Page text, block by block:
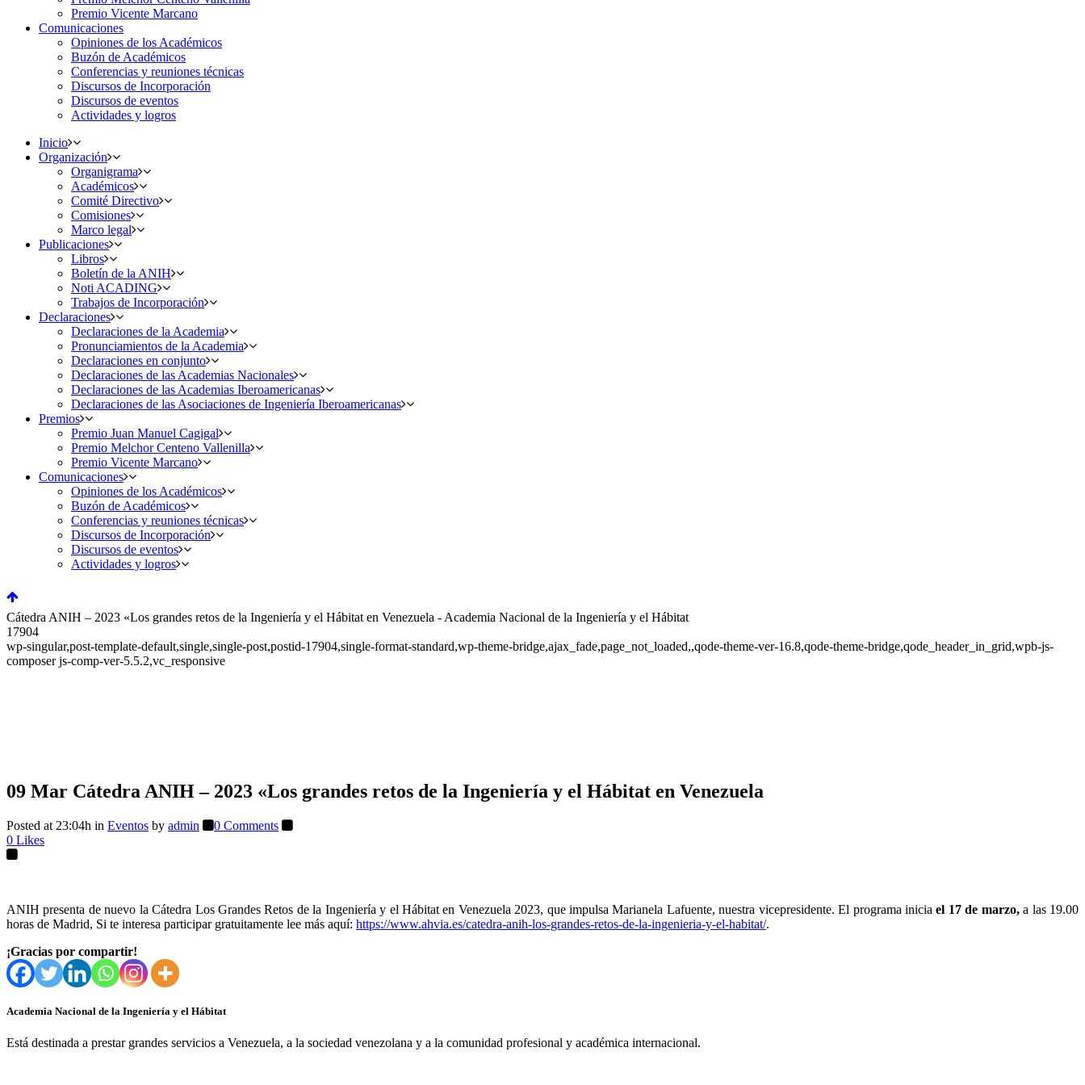
Premio Vicente Marcano
Comunicaciones
Opiniones de los Académicos
Buzón de Académicos
Conferencias y reuniones técnicas
Discursos de Incorporación
Discursos de eventos
Actividades y logros
Inicio
Organización
Organigrama
Académicos
Comité Directivo
Comisiones
Marco legal
Publicaciones
Libros
Boletín de la ANIH
Noti ACADING
Trabajos de Incorporación
Declaraciones
Declaraciones de la Academia
Pronunciamientos de la Academia
Declaraciones en conjunto
Declaraciones de las Academias Nacionales
Declaraciones de las Academias Iberoamericanas
Declaraciones de las Asociaciones de Ingeniería Iberoamericanas
Premios
Premio Juan Manuel Cagigal
Premio Melchor Centeno Vallenilla
Premio Vicente Marcano
Comunicaciones
Opiniones de los Académicos
Buzón de Académicos
Conferencias y reuniones técnicas
Discursos de Incorporación
Discursos de eventos
Actividades y logros
Cátedra ANIH – 2023 «Los grandes retos de la Ingeniería y el Hábitat en Venezuela - Academia Nacional de la Ingeniería y el Hábitat
17904
wp-singular,post-template-default,single,single-post,postid-17904,single-format-standard,wp-theme-bridge,ajax_fade,page_not_loaded,,qode-theme-ver-16.8,qode-theme-bridge,qode_header_in_grid,wpb-js-
composer js-comp-ver-5.5.2,vc_responsive
09 Mar Cátedra ANIH – 2023 «Los grandes retos de la Ingeniería y el Hábitat en Venezuela
Posted at 23:04h in Eventos by admin
0 Comments
0 Likes
ANIH presenta de nuevo la Cátedra Los Grandes Retos de la Ingeniería y el Hábitat en Venezuela 2023, que impulsa Marianela Lafuente, nuestra vicepresidente. El programa iniciael 17 de marzo,a las 19.00
horas de Madrid, Si te interesa participar gratuitamente lee más aquí: https://www.ahvia.es/catedra-anih-los-grandes-retos-de-la-ingenieria-y-el-habitat/.
¡Gracias por compartir!
Academia Nacional de la Ingeniería y el Hábitat
Está destinada a prestar grandes servicios a Venezuela, a la sociedad venezolana y a la comunidad profesional y académica internacional.